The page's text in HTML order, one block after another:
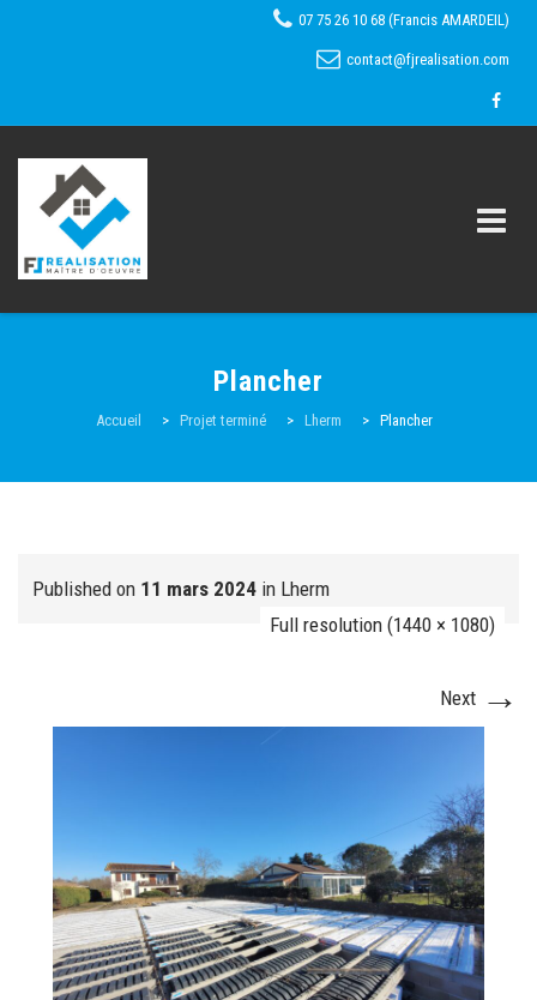
07 75 26 10 68 (Francis AMARDEIL)
contact@fjrealisation.com
Plancher
Accueil > Projet terminé > Lherm > Plancher
Published on 11 mars 2024 in Lherm
Full resolution (1440 × 1080)
Next →